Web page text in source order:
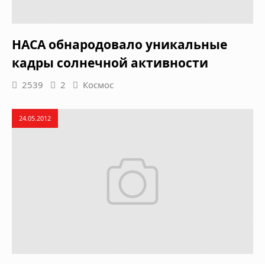
НАСА обнародовало уникальные
кадры солнечной активности
2539 2 Космос
24.05.2012